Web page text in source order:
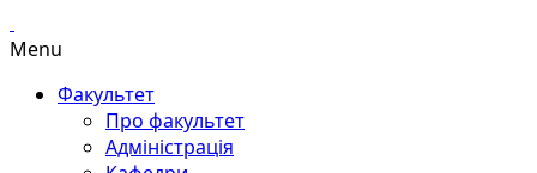
Menu
Факультет
Про факультет
Адміністрація